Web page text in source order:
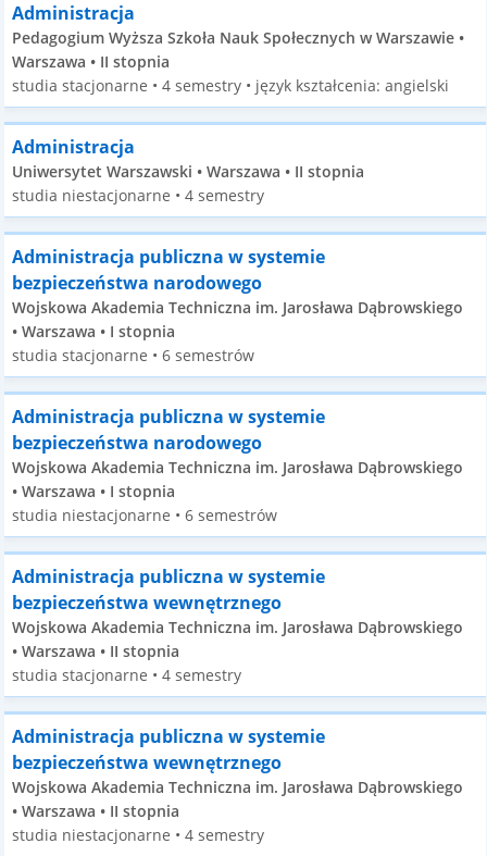
Administracja
Pedagogium Wyższa Szkoła Nauk Społecznych w Warszawie •
Warszawa • II stopnia
studia stacjonarne • 4 semestry • język kształcenia: angielski
Administracja
Uniwersytet Warszawski • Warszawa • II stopnia
studia niestacjonarne • 4 semestry
Administracja publiczna w systemie
bezpieczeństwa narodowego
Wojskowa Akademia Techniczna im. Jarosława Dąbrowskiego
• Warszawa • I stopnia
studia stacjonarne • 6 semestrów
Administracja publiczna w systemie
bezpieczeństwa narodowego
Wojskowa Akademia Techniczna im. Jarosława Dąbrowskiego
• Warszawa • I stopnia
studia niestacjonarne • 6 semestrów
Administracja publiczna w systemie
bezpieczeństwa wewnętrznego
Wojskowa Akademia Techniczna im. Jarosława Dąbrowskiego
• Warszawa • II stopnia
studia stacjonarne • 4 semestry
Administracja publiczna w systemie
bezpieczeństwa wewnętrznego
Wojskowa Akademia Techniczna im. Jarosława Dąbrowskiego
• Warszawa • II stopnia
studia niestacjonarne • 4 semestry